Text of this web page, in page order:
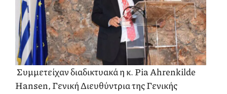
Συμμετείχαν διαδικτυακά η κ. Pia Ahrenkilde
Hansen, Γενική Διευθύντρια της Γενικής